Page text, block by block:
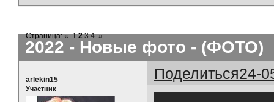
2022 - Новые фото - (ФОТО)
Страница:« 1 2 3 4 »
Поделиться24-
arlekin15
Участник